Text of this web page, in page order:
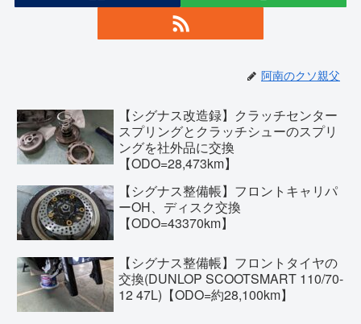
阿南のクソ親父
【シグナス改造録】クラッチセンター
スプリングとクラッチシューのスプリ
ングを社外品に交換
【ODO=28,473km】
【シグナス整備帳】フロントキャリパ
ーOH、ディスク交換
【ODO=43370km】
【シグナス整備帳】フロントタイヤの
交換(DUNLOP SCOOTSMART 110/70-
12 47L)【ODO=約28,100km】